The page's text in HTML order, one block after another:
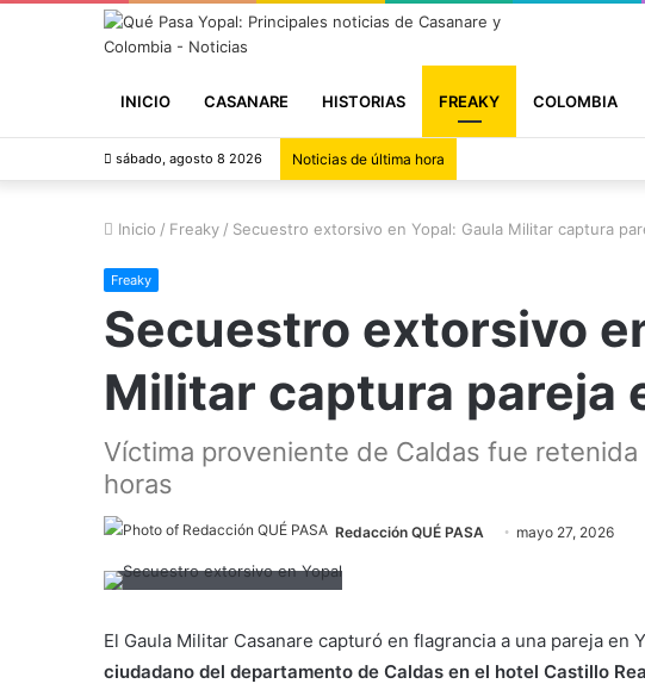
INICIO CASANARE HISTORIAS FREAKY COLOMBIA
sábado, agosto 8 2026 Noticias de última hora
Inicio / Freaky / Secuestro extorsivo en Yopal: Gaula Militar captura
Freaky
Secuestro extorsivo
Militar captura pareja
Víctima proveniente de Caldas fue
horas
Redacción QUÉ PASA mayo 27, 2026
El Gaula Militar Casanare capturó en flagrancia a una pareja en
ciudadano del departamento de Caldas en el hotel Castillo